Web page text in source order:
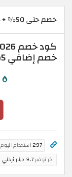
خصم حتى 50% + خصم إضافي 5%
خصم إضافي 5%
297 استخدام اليوم
اخر توفير9.7 دينار أردني